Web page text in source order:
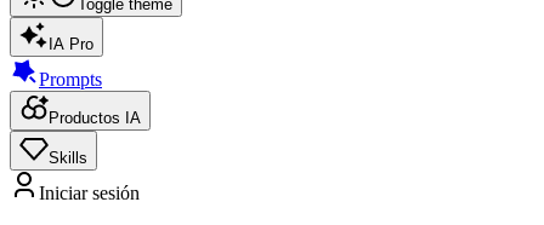
Toggle theme
IA Pro
Prompts
Productos IA
Skills
Iniciar sesión